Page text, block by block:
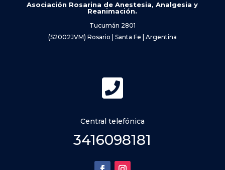
Asociación Rosarina de Anestesia, Analgesia y
Reanimación.
Tucumán 2801
(S2002JVM) Rosario | Santa Fe | Argentina

Central telefónica
3416098181